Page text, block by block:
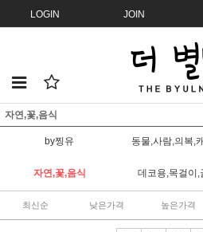
LOGIN JOIN
자연,꽃,음식
by찡유 동물,사람,의복,
자연,꽃,음식 데코용,목걸이,
최신순 낮은가격 높은가격